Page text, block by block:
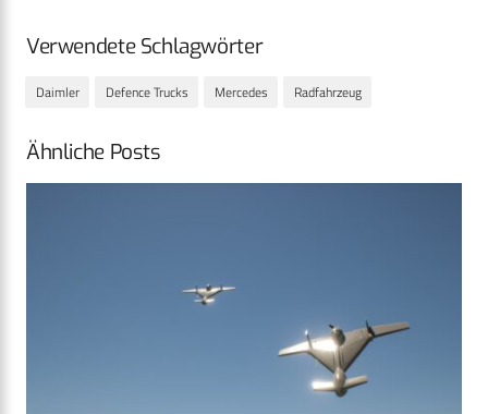
Verwendete Schlagwörter
Daimler Defence Trucks Mercedes Radfahrzeug
Ähnliche Posts